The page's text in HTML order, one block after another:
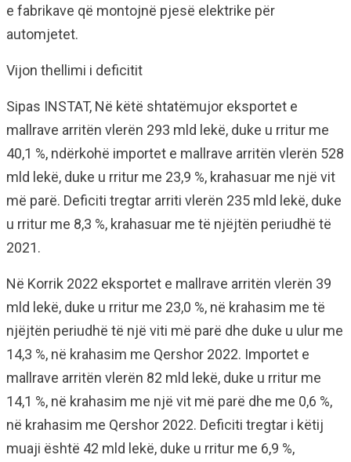
e fabrikave që montojnë pjesë elektrike për
automjetet.
Vijon thellimi i deficitit
Sipas INSTAT, Në këtë shtatëmujor eksportet e
mallrave arritën vlerën 293 mld lekë, duke u rritur me
40,1 %, ndërkohë importet e mallrave arritën vlerën 528
mld lekë, duke u rritur me 23,9 %, krahasuar me një vit
më parë. Deficiti tregtar arriti vlerën 235 mld lekë, duke
u rritur me 8,3 %, krahasuar me të njëjtën periudhë të
2021.
Në Korrik 2022 eksportet e mallrave arritën vlerën 39
mld lekë, duke u rritur me 23,0 %, në krahasim me të
njëjtën periudhë të një viti më parë dhe duke u ulur me
14,3 %, në krahasim me Qershor 2022. Importet e
mallrave arritën vlerën 82 mld lekë, duke u rritur me
14,1 %, në krahasim me një vit më parë dhe me 0,6 %,
në krahasim me Qershor 2022. Deficiti tregtar i këtij
muaji është 42 mld lekë, duke u rritur me 6,9 %,